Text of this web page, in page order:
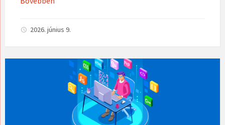
2026. június 9.